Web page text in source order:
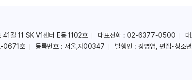
41길 11 SK V1센터 E동 1102호 대표전화 : 02-6377-0500
-0671호
등록번호 : 서울,자00347 발행인 : 장영엽, 편집•청소